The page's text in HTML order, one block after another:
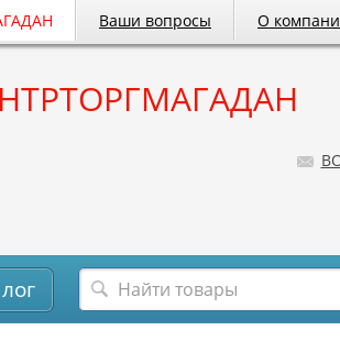
Ваши вопросы О